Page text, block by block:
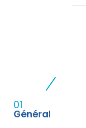
01
Général